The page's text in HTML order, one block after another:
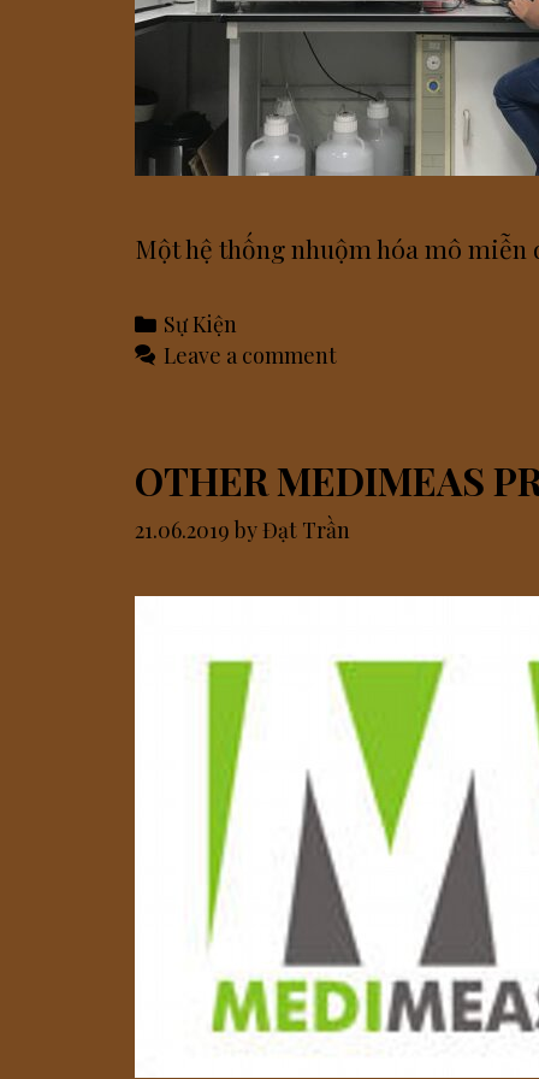
Một hệ thống nhuộm hóa mô miễn
Categories
Sự Kiện
Leave a comment
OTHER MEDIMEAS
21.06.2019 byĐạt Trần